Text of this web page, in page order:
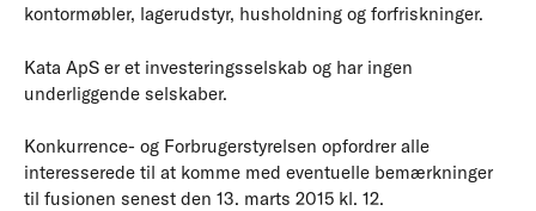
kontormøbler, lagerudstyr, husholdning og forfriskninger.
Kata ApS er et investeringsselskab og har ingen
underliggende selskaber.
Konkurrence- og Forbrugerstyrelsen opfordrer alle
interesserede til at komme med eventuelle bemærkninger
til fusionen senest den 13. marts 2015 kl. 12.